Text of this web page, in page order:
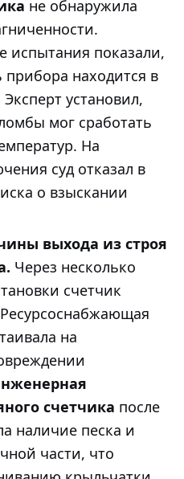
не обнаружила
испытания показали,
находится в
установил,
мог сработать
На
суд отказал в
о взыскании
выхода из строя
Через несколько
счетчик
на
счетчика после
наличие песка и
части, что